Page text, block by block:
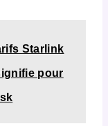
Starlink
pour